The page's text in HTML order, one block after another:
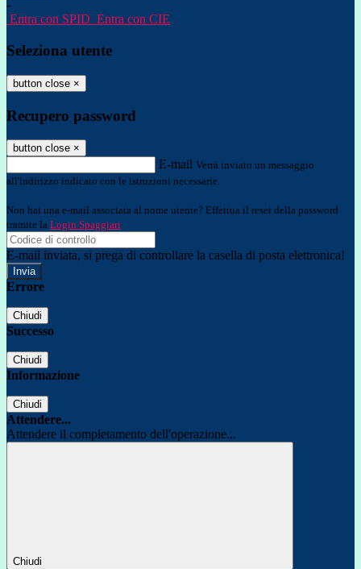
-
Entra con SPID Entra con CIE
Seleziona utente
button close ×
Recupero password
button close ×
E-mail Verrà inviato un messaggio
all'indirizzo indicato con le istruzioni necessarie.
Non hai una e-mail associata al nome utente? Effettua il reset della password
tramite la Login Spaggiari
E-mail inviata, si prega di controllare la casella di posta elettronica!
Errore
Chiudi
Successo
Chiudi
Informazione
Chiudi
Attendere...
Attendere il completamento dell'operazione...
Chiudi